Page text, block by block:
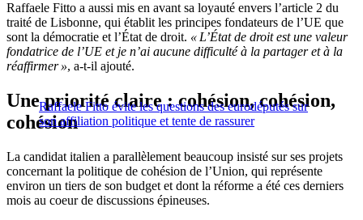
Raffaele Fitto a aussi mis en avant sa loyauté envers l’article 2 du
traité de Lisbonne, qui établit les principes fondateurs de l’UE que
sont la démocratie et l’État de droit. « L’État de droit est une valeur
fondatrice de l’UE et je n’ai aucune difficulté à la partager et à la
réaffirmer », a-t-il ajouté.
Raffaele Fitto évite les questions des eurodéputés sur
son affiliation politique et tente de rassurer
Une priorité claire : cohésion, cohésion,
cohésion
La candidat italien a parallèlement beaucoup insisté sur ses projets
concernant la politique de cohésion de l’Union, qui représente
environ un tiers de son budget et dont la réforme a été ces derniers
mois au coeur de discussions épineuses.